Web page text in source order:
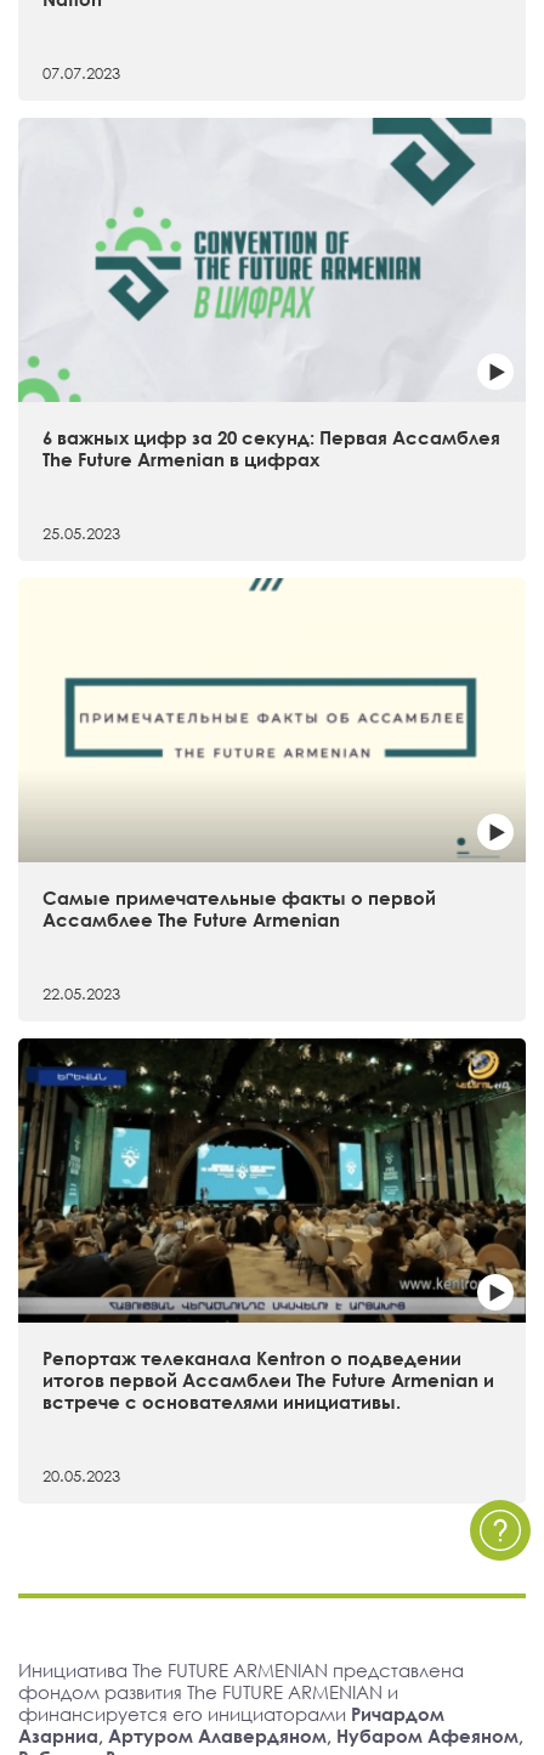
07.07.2023
6 важных цифр за 20 секунд: Первая Ассамблея
The Future Armenian в цифрах
25.05.2023
Самые примечательные факты о первой
Ассамблее The Future Armenian
22.05.2023
Репортаж телеканала Kentron о подведении
итогов первой Ассамблеи The Future Armenian и
встрече с основателями инициативы.
20.05.2023
Инициатива The FUTURE ARMENIAN представлена
фондом развития The FUTURE ARMENIAN и
финансируется его инициаторами Ричардом
Азарниа, Артуром Алавердяном, Нубаром Афеяном,